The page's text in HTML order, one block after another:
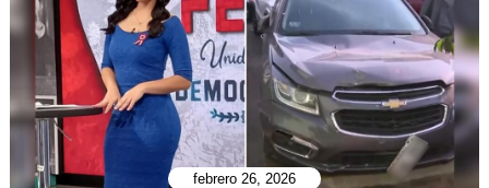
febrero 26, 2026